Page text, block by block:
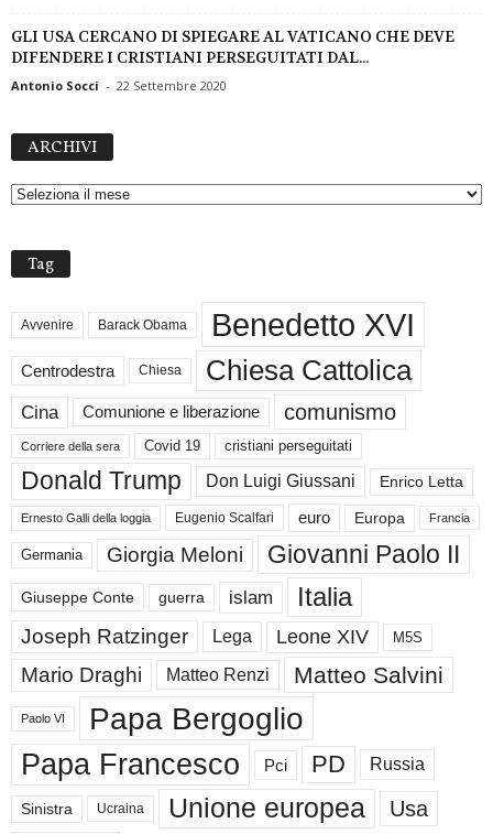
GLI USA CERCANO DI SPIEGARE AL VATICANO CHE DEVE
DIFENDERE I CRISTIANI PERSEGUITATI DAL...
Antonio Socci - 22 Settembre 2020
ARCHIVI
H
Tag
Avvenire Barack Obama Benedetto XVI
Centrodestra Chiesa Chiesa Cattolica
Cina Comunione e liberazione comunismo
Corriere della sera Covid 19 cristiani perseguitati
Donald Trump Don Luigi Giussani Enrico Letta
Ernesto Galli della loggia Eugenio Scalfari euro Europa Francia
Germania Giorgia Meloni Giovanni Paolo II
Giuseppe Conte guerra islam Italia
Joseph Ratzinger Lega Leone XIV M5S
Mario Draghi Matteo Renzi Matteo Salvini
Paolo VI Papa Bergoglio
Papa Francesco Pci PD Russia
Sinistra Ucraina Unione europea Usa